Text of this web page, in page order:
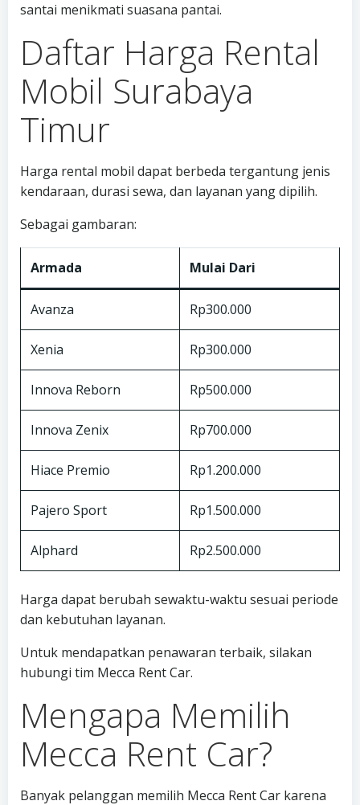
santai menikmati suasana pantai.
Daftar Harga Rental
Mobil Surabaya
Timur
Harga rental mobil dapat berbeda tergantung jenis
kendaraan, durasi sewa, dan layanan yang dipilih.
Sebagai gambaran:
Armada Mulai Dari
Avanza Rp300.000
Xenia Rp300.000
Innova Reborn Rp500.000
Innova Zenix Rp700.000
Hiace Premio Rp1.200.000
Pajero Sport Rp1.500.000
Alphard Rp2.500.000
Harga dapat berubah sewaktu-waktu sesuai periode
dan kebutuhan layanan.
Untuk mendapatkan penawaran terbaik, silakan
hubungi tim Mecca Rent Car.
Mengapa Memilih
Mecca Rent Car?
Banyak pelanggan memilih Mecca Rent Car karena